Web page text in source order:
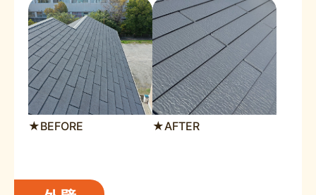
★BEFORE ★AFTER